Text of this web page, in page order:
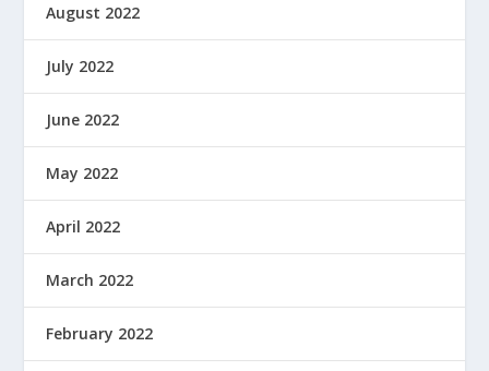
August 2022
July 2022
June 2022
May 2022
April 2022
March 2022
February 2022